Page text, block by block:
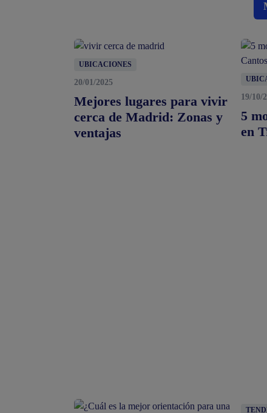
UBICACIONES
20/01/2025
Mejores lugares para vivir
cerca de Madrid: Zonas y
ventajas
19/10/
5
en